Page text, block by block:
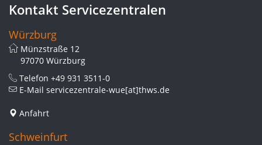
Kontakt Servicezentralen
Würzburg
Münzstraße 12
97070 Würzburg
Telefon +49 931 3511-0
E-Mail servicezentrale-wue[at]thws.de
Anfahrt
Schweinfurt